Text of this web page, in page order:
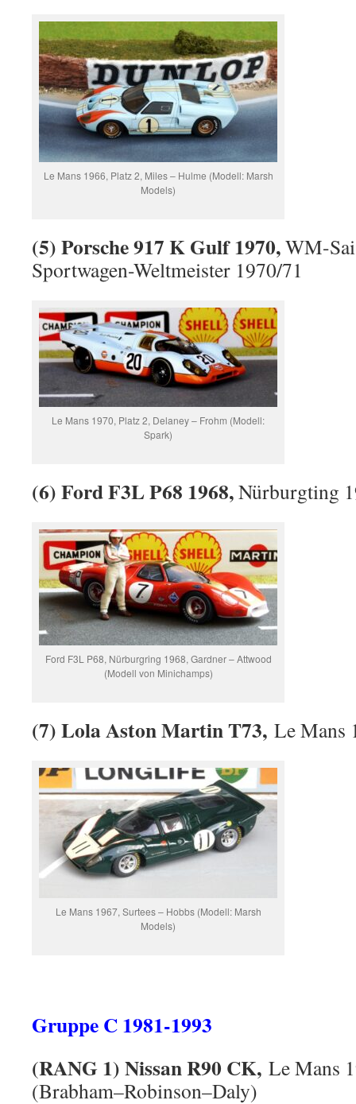
Le Mans 1966, Platz 2, Miles – Hulme (Modell: Marsh
Models)
(5) Porsche 917 K Gulf 1970,WM-
Sportwagen-Weltmeister 1970/71
Le Mans 1970, Platz 2, Delaney – Frohm (Modell:
Spark)
(6) Ford F3L P68 1968,Nürburgting
Ford F3L P68, Nürburgring 1968, Gardner – Attwood
(Modell von Minichamps)
(7) Lola Aston Martin T73, Le Mans
Le Mans 1967, Surtees – Hobbs (Modell: Marsh
Models)
Gruppe C 1981-1993
(RANG 1) Nissan R90 CK, Le Mans
(Brabham–Robinson–Daly)